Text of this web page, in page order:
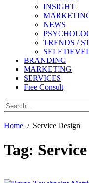
INSIGHT
NEWS
TRENDS /
SELF
BRANDING
MARKETING
SERVICES
Free Consult
Home Service Design
Tag: